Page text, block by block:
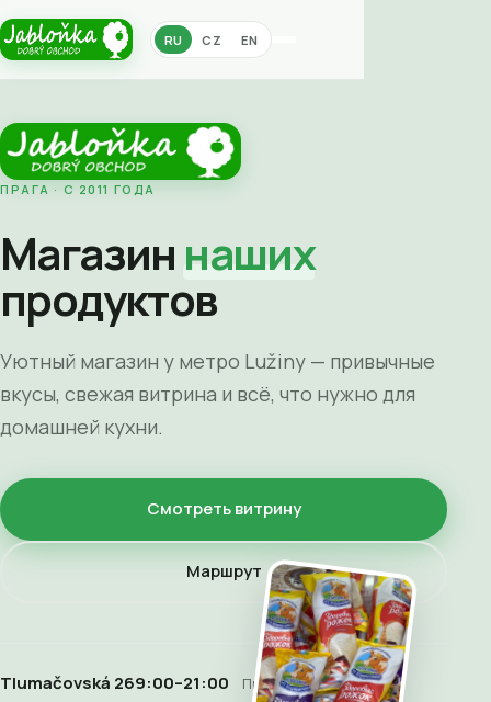
RU CZ EN
ПРАГА · С 2011 ГОДА
Магазин наших
продуктов
Уютный магазин у метро Lužiny — привычные
вкусы, свежая витрина и всё, что нужно для
домашней кухни.
Смотреть витрину
Маршрут
Tlumačovská 269:00–21:00 Пн–Сб